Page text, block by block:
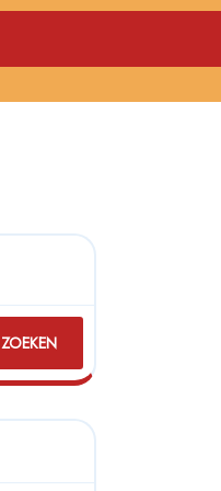
ZOEKEN